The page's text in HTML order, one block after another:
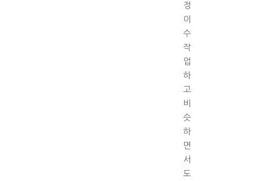
정
이
수
작
업
하
고
비
슷
하
면
서
도